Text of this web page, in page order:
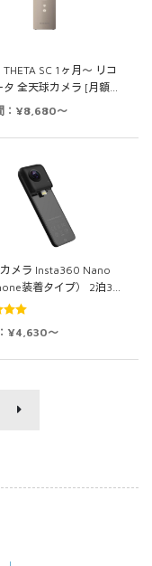
THETA SC 1ヶ月～ リコ
タ 全天球カメラ [月額…
：¥8,680～
メラ Insta360 Nano
装着タイプ） 2泊3…
¥4,630～